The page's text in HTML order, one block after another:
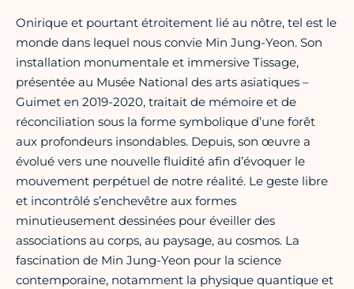
Onirique et pourtant étroitement lié au nôtre, tel est le
monde dans lequel nous convie Min Jung-Yeon. Son
installation monumentale et immersive Tissage,
présentée au Musée National des arts asiatiques –
Guimet en 2019-2020, traitait de mémoire et de
réconciliation sous la forme symbolique d’une forêt
aux profondeurs insondables. Depuis, son œuvre a
évolué vers une nouvelle fluidité afin d’évoquer le
mouvement perpétuel de notre réalité. Le geste libre
et incontrôlé s’enchevêtre aux formes
minutieusement dessinées pour éveiller des
associations au corps, au paysage, au cosmos. La
fascination de Min Jung-Yeon pour la science
contemporaine, notamment la physique quantique et